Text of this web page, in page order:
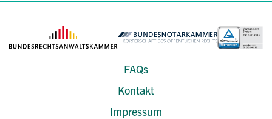
FAQs
Kontakt
Impressum